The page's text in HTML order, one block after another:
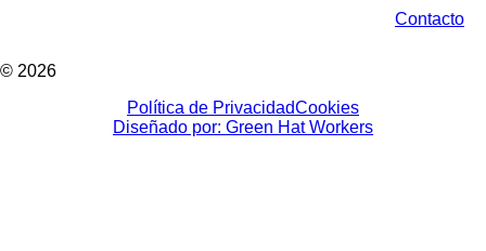
Contacto
© 2026
Política de PrivacidadCookies
Diseñado por: Green Hat Workers